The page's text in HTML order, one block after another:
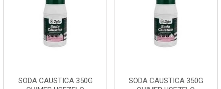
SODA CAUSTICA 350G
SODA CAUSTICA 350G